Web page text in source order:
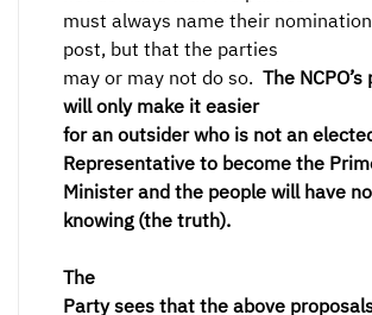
must always name their
post, but that the parties
may or may not do so. The
will only make it easier
for an outsider who is not an
Representative to become the
Minister and the people will have
knowing (the truth).
The
Party sees that the above